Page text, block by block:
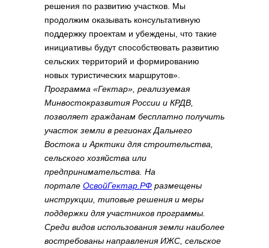
решения по развитию участков. Мы
продолжим оказывать консультативную
поддержку проектам и убеждены, что такие
инициативы будут способствовать развитию
сельских территорий и формированию
новых туристических маршрутов».
Программа «Гектар», реализуемая
Минвостокразвития России и КРДВ,
позволяет гражданам бесплатно получить
участок земли в регионах Дальнего
Востока и Арктики для строительства,
сельского хозяйства или
предпринимательства. На
портале ОсвойГектар.РФ размещены
инструкции, типовые решения и меры
поддержки для участников программы.
Среди видов использования земли наиболее
востребованы направления ИЖС, сельское